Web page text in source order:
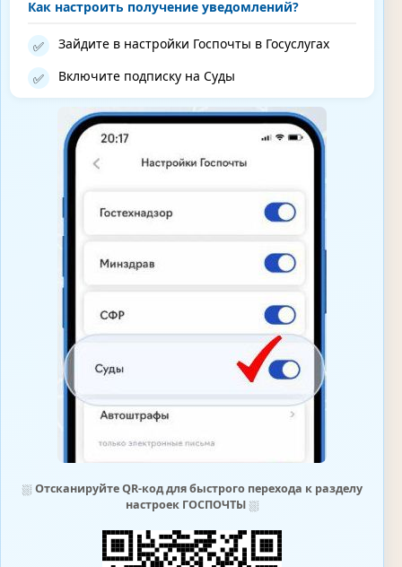
Как настроить получение уведомлений?
✅ Зайдите в настройки Госпочты в Госуслугах
✅ Включите подписку на Суды
⛆ Отсканируйте QR-код для быстрого перехода к разделу
настроек ГОСПОЧТЫ⛆